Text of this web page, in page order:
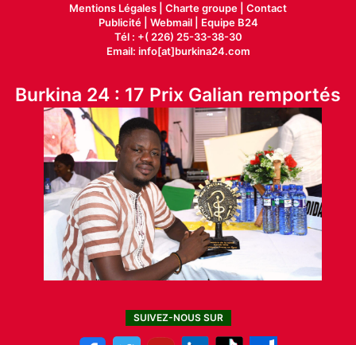
Mentions Légales | Charte groupe | Contact
Publicité| Webmail |
Equipe B24
Tél : +( 226) 25-33-38-30
Email: info[at]burkina24.com
Burkina 24 : 17 Prix Galian remportés
SUIVEZ-NOUS SUR